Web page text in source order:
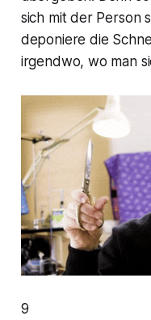
sich mit der Person
deponiere die
irgendwo, wo man
9